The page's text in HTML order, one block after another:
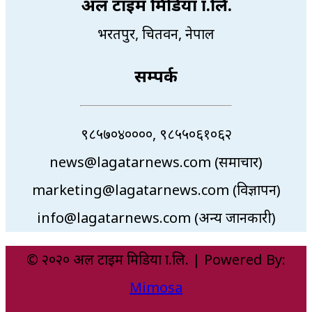
भरतपुर, चितवन, नेपाल
सम्पर्क
९८५७०४००००, ९८५५०६१०६२
news@lagatarnews.com (समाचार)
marketing@lagatarnews.com (विज्ञापन)
info@lagatarnews.com (अन्य जानकारी)
© २०२० अल टाइम मिडिया प्रा.लि. | Powered By:
Mimosa